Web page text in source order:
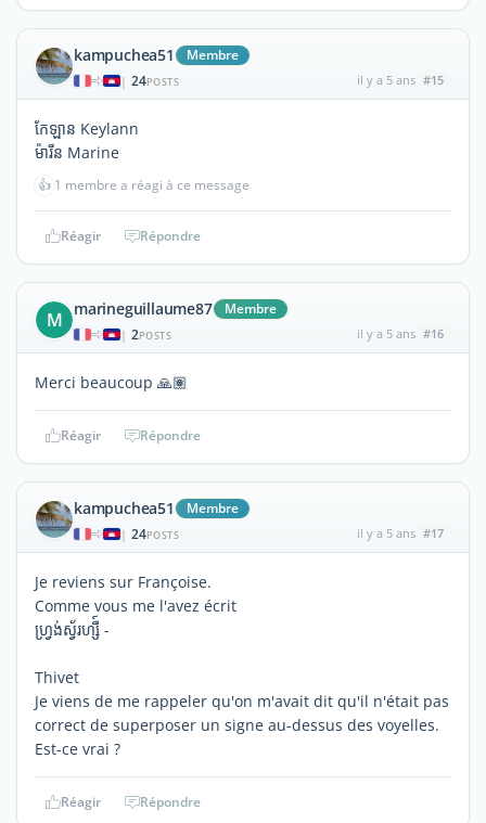
kampuchea51 Membre
| 24POSTS il y a 5 ans #15
កែឡាន Keylann
ម៉ារីន Marine
👍 1 membre a réagi à ce message
Réagir Répondre
M marineguillaume87 Membre
| 2POSTS il y a 5 ans #16
Merci beaucoup 🙏🏽
Réagir Répondre
kampuchea51 Membre
| 24POSTS il y a 5 ans #17
Je reviens sur Françoise.
Comme vous me l'avez écrit
ហ្រ្វង់ស្វ័រហ្សឺ៍ -
Thivet
Je viens de me rappeler qu'on m'avait dit qu'il n'était pas
correct de superposer un signe au-dessus des voyelles.
Est-ce vrai ?
Réagir Répondre